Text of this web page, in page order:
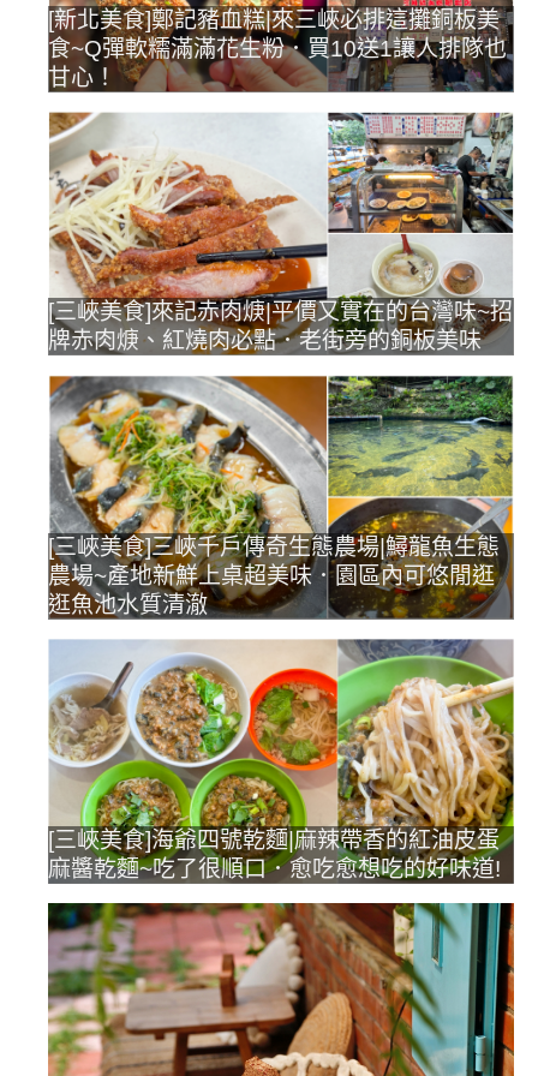
[新北美食]鄭記豬血糕|來三峽必排這攤銅板美
食~Q彈軟糯滿滿花生粉．買10送1讓人排隊也
甘心！
[三峽美食]來記赤肉焿|平價又實在的台灣味~招
牌赤肉焿、紅燒肉必點．老街旁的銅板美味
[三峽美食]三峽千戶傳奇生態農場|鱘龍魚生態
農場~產地新鮮上桌超美味．園區內可悠閒逛
逛魚池水質清澈
[三峽美食]海爺四號乾麵|麻辣帶香的紅油皮蛋
麻醬乾麵~吃了很順口．愈吃愈想吃的好味道!